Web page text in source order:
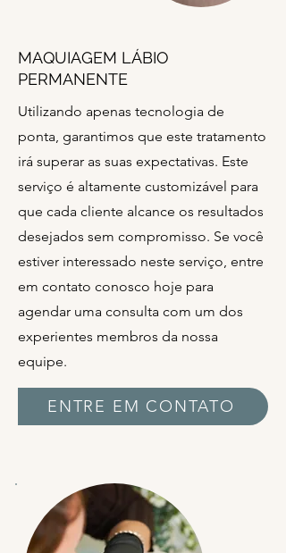
MAQUIAGEM LÁBIO
PERMANENTE
Utilizando apenas tecnologia de
ponta, garantimos que este tratamento
irá superar as suas expectativas. Este
serviço é altamente customizável para
que cada cliente alcance os resultados
desejados sem compromisso. Se você
estiver interessado neste serviço, entre
em contato conosco hoje para
agendar uma consulta com um dos
experientes membros da nossa
equipe.
ENTRE EM CONTATO